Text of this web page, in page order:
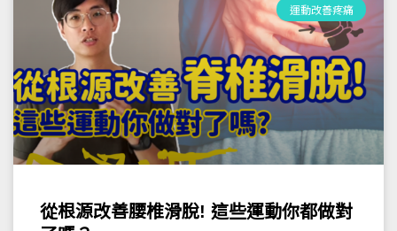
運動改善疼痛
從根源改善腰椎滑脫! 這些運動你都做對